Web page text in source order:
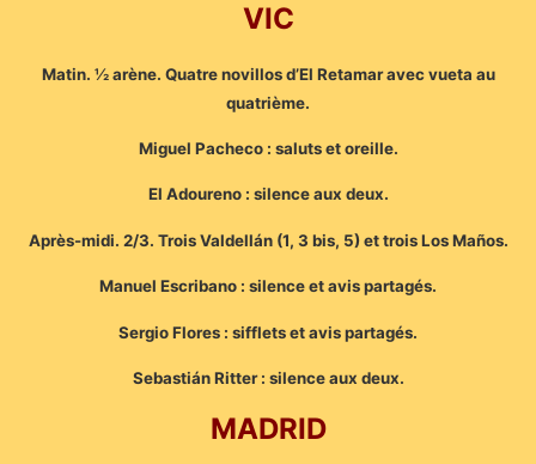
VIC
Matin. ½ arène. Quatre novillos d’El Retamar avec vueta au
quatrième.
Miguel Pacheco : saluts et oreille.
El Adoureno : silence aux deux.
Après-midi. 2/3. Trois Valdellán (1, 3 bis, 5) et trois Los Maños.
Manuel Escribano : silence et avis partagés.
Sergio Flores : sifflets et avis partagés.
Sebastián Ritter : silence aux deux.
MADRID